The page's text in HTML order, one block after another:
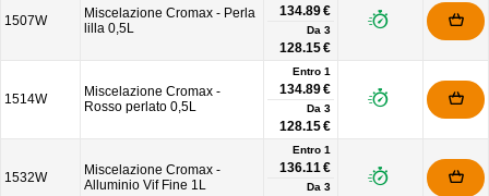
1507W
Miscelazione Cromax - Perla
lilla 0,5L
134.89 €
Da 3
128.15 €
1514W
Miscelazione Cromax -
Rosso perlato 0,5L
Entro 1
134.89 €
Da 3
128.15 €
1532W
Miscelazione Cromax -
Alluminio Vif Fine 1L
Entro 1
136.11 €
Da 3